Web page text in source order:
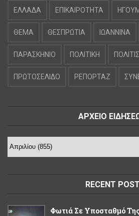
ΕΛΛΑΔΑ ΕΠΙΚΑΙΡΟΤΗΤΑ
ΘΕΜΑ ΘΕΣΠΡΩΤΙΑ ΙΩΑΝΝΙΝΑ
ΠΑΡΑΣΚΗΝΙΟ ΠΟΛΙΤΙΚΗ
ΠΡΩΤΟΣΕΛΙΔΟ ΡΕΠΟΡΤΑΖ
ΑΡΧΕΙΟ
RECENT POST
Φωτιά Σε Υποσταθμό